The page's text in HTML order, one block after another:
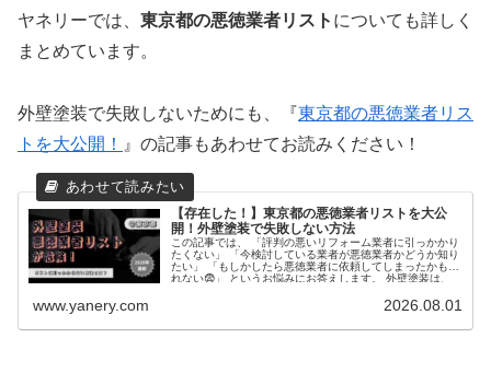
ヤネリーでは、 東京都の悪徳業者リスト についても詳しく
まとめています。
外壁塗装で失敗しないためにも、『東京都の悪徳業者リス
トを大公開！
』の記事もあわせてお読みください！
【存在した！】東京都の悪徳業者リストを大公
開！外壁塗装で失敗しない方法
この記事では、 「評判の悪いリフォーム業者に引っかかり
たくない」 「今検討している業者が悪徳業者かどうか知り
たい」 「もしかしたら悪徳業者に依頼してしまったかもし
れない😨」 というお悩みにお答えします。 外壁塗装は、
www.yanery.com 2026.08.01